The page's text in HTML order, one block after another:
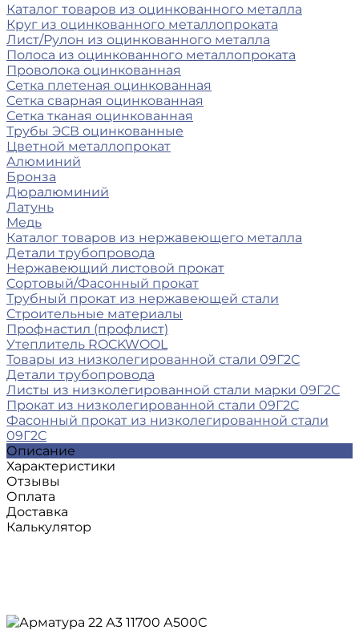
Каталог товаров из оцинкованного металла
Круг из оцинкованного металлопроката
Лист/Рулон из оцинкованного металла
Полоса из оцинкованного металлопроката
Проволока оцинкованная
Сетка плетеная оцинкованная
Сетка сварная оцинкованная
Сетка тканая оцинкованная
Трубы ЭСВ оцинкованные
Цветной металлопрокат
Алюминий
Бронза
Дюралюминий
Латунь
Медь
Каталог товаров из нержавеющего металла
Детали трубопровода
Нержавеющий листовой прокат
Сортовый/Фасонный прокат
Трубный прокат из нержавеющей стали
Строительные материалы
Профнастил (профлист)
Утеплитель ROCKWOOL
Товары из низколегированной стали 09Г2С
Детали трубопровода
Листы из низколегированной стали марки 09Г2С
Прокат из низколегированной стали 09Г2С
Фасонный прокат из низколегированной стали
09Г2С
Описание
Характеристики
Отзывы
Оплата
Доставка
Калькулятор